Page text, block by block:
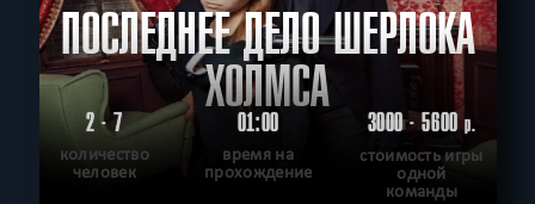
ПОСЛЕДНЕЕ ДЕЛО ШЕРЛОКА
ХОЛМСА
2 - 7
количество
человек
01:00
время на
прохождение
3000 - 5600р.
стоимость игры
одной
команды